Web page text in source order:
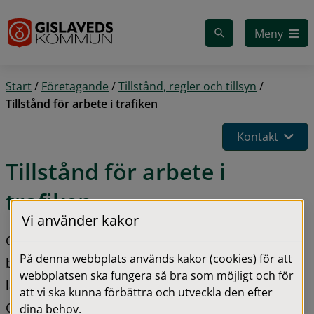
Meny
Start/ Företagande /Tillstånd, regler och tillsyn /
Tillstånd för arbete i trafiken
Kontakt
Tillstånd för arbete i
trafiken
Om du ska utföra arbete i trafiken måste du ofta
både ha ett Grävtillstånd för att få gräva samt
lämna in en trafikanordningsplan till kommunen.
Om du ska utföra tunga, breda eller långa
Vi använder kakor
På denna webbplats används kakor (cookies) för att
webbplatsen ska fungera så bra som möjligt och för
att vi ska kunna förbättra och utveckla den efter
dina behov.